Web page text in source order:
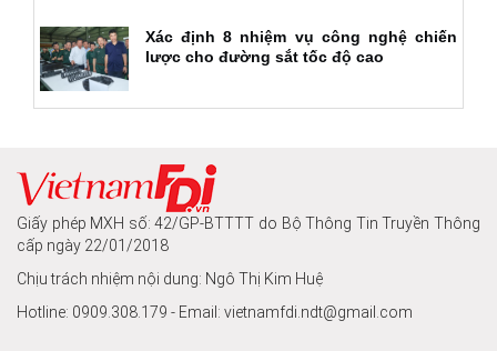
Xác định 8 nhiệm vụ công nghệ chiến
lược cho đường sắt tốc độ cao
Giấy phép MXH số: 42/GP-BTTTT do Bộ Thông Tin Truyền Thông
cấp ngày 22/01/2018
Chịu trách nhiệm nội dung: Ngô Thị Kim Huệ
Hotline: 0909.308.179 - Email: vietnamfdi.ndt@gmail.com